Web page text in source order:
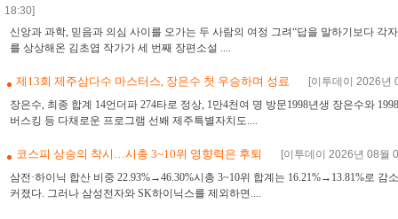
18:30]
신앙과 과학, 믿음과 의심 사이를 오가는 두 사람의 여정 그려“답을 말하기보다 각
를 상상해온 김초엽 작가가 세 번째 장편소설 ....
제13회 제주삼다수 마스터스, 장은수 첫 우승하며 성료
[이투데이 2026년
장은수, 최종 합계 14언더파 274타로 정상, 1만4천여 명 방문1998년생 장은수와
버스킹 등 다채로운 프로그램 선봬 제주특별자치도....
코스피 상승의 착시…시총 3~10위 영향력은 후퇴
[이투데이 2026년 08월
삼전·하이닉 합산 비중 22.93%→46.30%시총 3~10위 합계는 16.21%→13.81%로
커졌다. 그러나 삼성전자와 SK하이닉스를 제외하면....